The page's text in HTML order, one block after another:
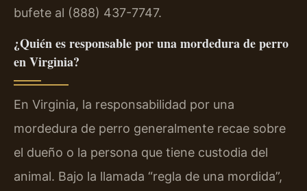
bufete al (888) 437-7747.
¿Quién es responsable por una mordedura de perro
en Virginia?
En Virginia, la responsabilidad por una
mordedura de perro generalmente recae sobre
el dueño o la persona que tiene custodia del
animal. Bajo la llamada “regla de una mordida”,